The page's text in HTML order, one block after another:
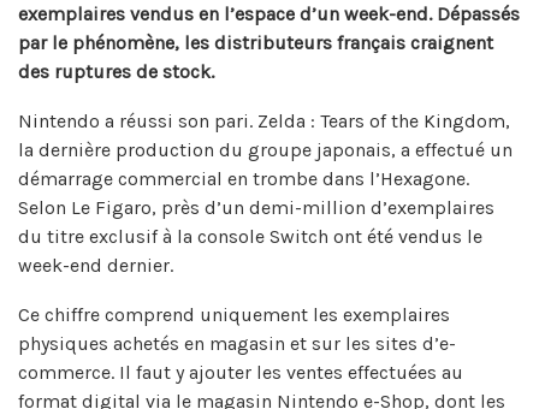
exemplaires vendus en l’espace d’un week-end. Dépassés
par le phénomène, les distributeurs français craignent
des ruptures de stock.
Nintendo a réussi son pari. Zelda : Tears of the Kingdom,
la dernière production du groupe japonais, a effectué un
démarrage commercial en trombe dans l’Hexagone.
Selon Le Figaro, près d’un demi-million d’exemplaires
du titre exclusif à la console Switch ont été vendus le
week-end dernier.
Ce chiffre comprend uniquement les exemplaires
physiques achetés en magasin et sur les sites d’e-
commerce. Il faut y ajouter les ventes effectuées au
format digital via le magasin Nintendo e-Shop, dont les